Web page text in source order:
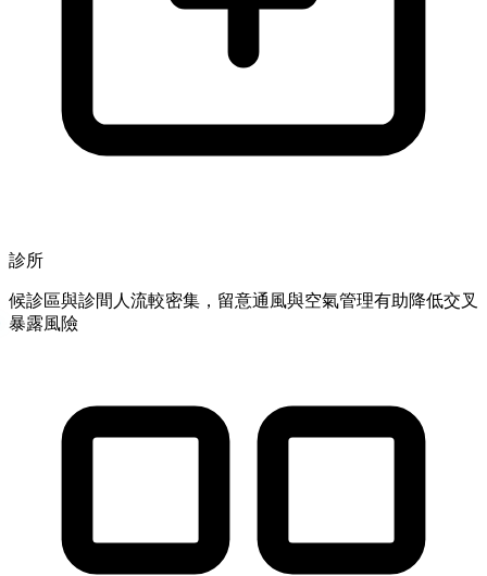
診所
候診區與診間人流較密集，留意通風與空氣管理有助降低交叉
暴露風險